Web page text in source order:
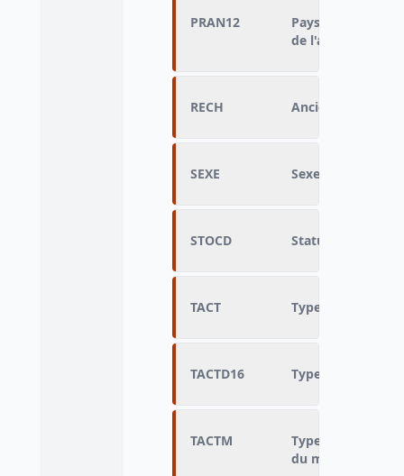
PRAN12
Pays de
de l'année
RECH Ancienneté de
SEXE Sexe
STOCD Statut
TACT Type d'activité
TACTD16 Type d'activité
TACTM
Type d'activité
du ménage